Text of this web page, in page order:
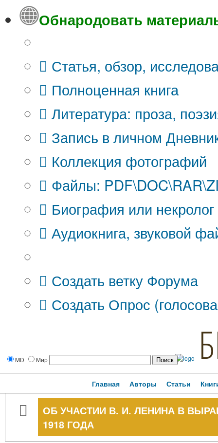
Обнародовать
Статья, обзор,
Полноценная книга
Литература: проза,
Запись в личном
Коллекция фотографий
Файлы:
Биография или некролог
Аудиокнига, звуковой
Создать ветку Форума
Создать Опрос
MD Мир
Главная Авторы Статьи
ОБ УЧАСТИИ В. И. ЛЕНИНА В
1918 ГОДА